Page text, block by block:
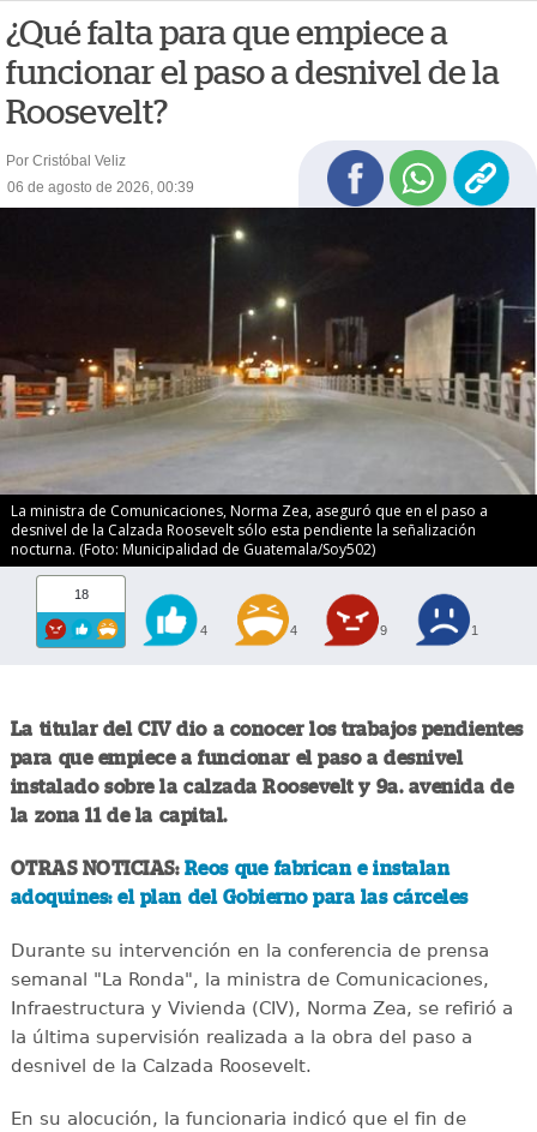
¿Qué falta para que empiece a
funcionar el paso a desnivel de la
Roosevelt?
Por Cristóbal Veliz
06 de agosto de 2026, 00:39
La ministra de Comunicaciones, Norma Zea, aseguró que en el paso a
desnivel de la Calzada Roosevelt sólo esta pendiente la señalización
nocturna. (Foto: Municipalidad de Guatemala/Soy502)
18
4 4 9 1
La titular del CIV dio a conocer los trabajos pendientes
para que empiece a funcionar el paso a desnivel
instalado sobre la calzada Roosevelt y 9a. avenida de
la zona 11 de la capital.
OTRAS NOTICIAS: Reos que fabrican e instalan
adoquines: el plan del Gobierno para las cárceles
Durante su intervención en la conferencia de prensa
semanal "La Ronda", la ministra de Comunicaciones,
Infraestructura y Vivienda (CIV), Norma Zea, se refirió a
la última supervisión realizada a la obra del paso a
desnivel de la Calzada Roosevelt.
En su alocución, la funcionaria indicó que el fin de